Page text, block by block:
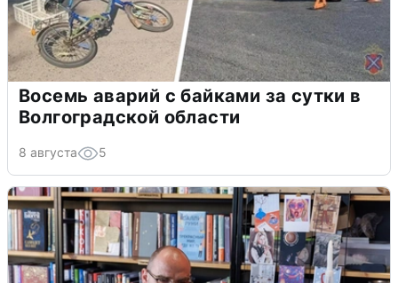
Восемь аварий с байками за сутки в
Волгоградской области
8 августа 5